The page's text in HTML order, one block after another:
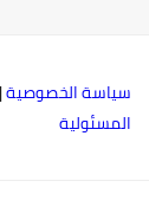
الخصوصية|